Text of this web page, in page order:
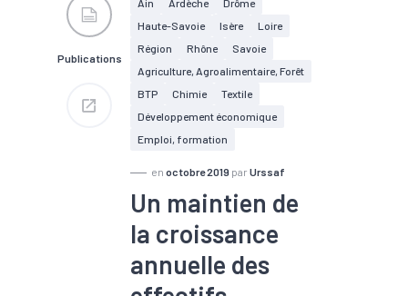
#Industrie
#Informatique
#Interim
#Métallurgie
#Pharmacie
#Plasturgie
#Services
Publications
Haute-Savoie
Isère
Loire
Région
Rhône
Savoie
Agriculture, Agroalimentaire, Forêt
BTP
Chimie
Textile
Développement économique
Emploi, formation
en octobre 2019 par Urssaf
Un maintien de
la croissance
annuelle des